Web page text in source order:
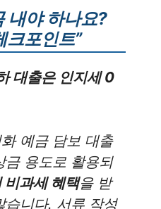
내야 하나요?
크포인트”
대출은 인지세 0
예금 담보 대출
금 용도로 활용되
비과세 혜택을 받
습니다. 서류 작성